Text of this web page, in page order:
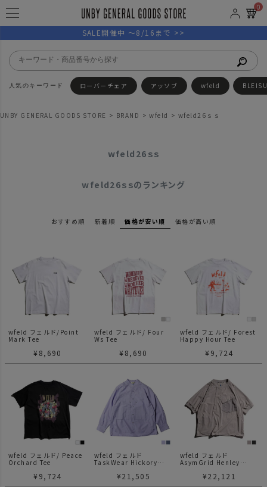
0
SALE開催中 ～8/16まで >>
ローバーチェア アッソブ wfeld
UNBY GENERAL GOODS STORE BRAND wfeld wfeld26ｓｓ
wfeld26ｓｓ
wfeld26ｓｓのランキング
おすすめ順 新着順 価格が安い順 価格が高い順
wfeld フェルド/Point
Mark Tee
¥ 8,690
wfeld フェルド/ Four
Ws Tee
¥ 8,690
wfeld フェルド/ Forest
Happy Hour Tee
¥ 9,724
wfeld フェルド/ Peace
Orchard Tee
¥ 9,724
wfeld フェルド
TaskWear Hickory
¥21,505
wfeld フェルド
AsymGrid Henley
¥22,121